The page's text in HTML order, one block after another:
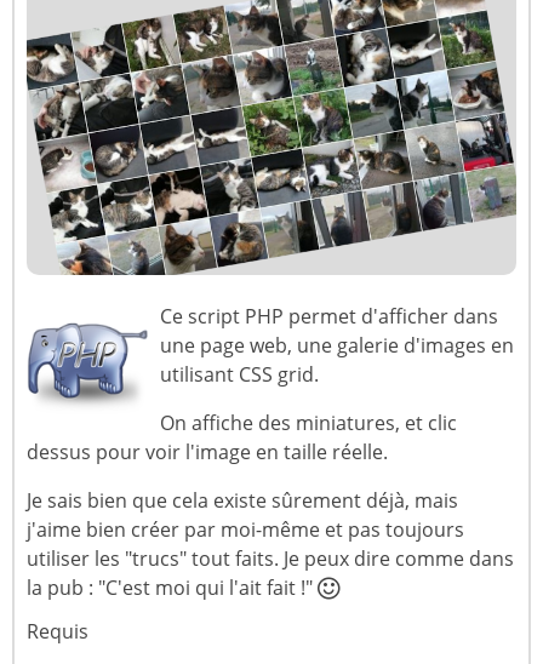
Ce script PHP permet d'afficher dans
une page web, une galerie d'images en
utilisant CSS grid.
On affiche des miniatures, et clic
dessus pour voir l'image en taille réelle.
Je sais bien que cela existe sûrement déjà, mais
j'aime bien créer par moi-même et pas toujours
utiliser les "trucs" tout faits. Je peux dire comme dans
la pub : "C'est moi qui l'ait fait !"
Requis